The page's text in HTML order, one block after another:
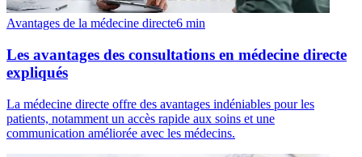
Avantages de la médecine directe6 min
Les avantages des consultations en médecine directe
expliqués
La médecine directe offre des avantages indéniables pour les
patients, notamment un accès rapide aux soins et une
communication améliorée avec les médecins.